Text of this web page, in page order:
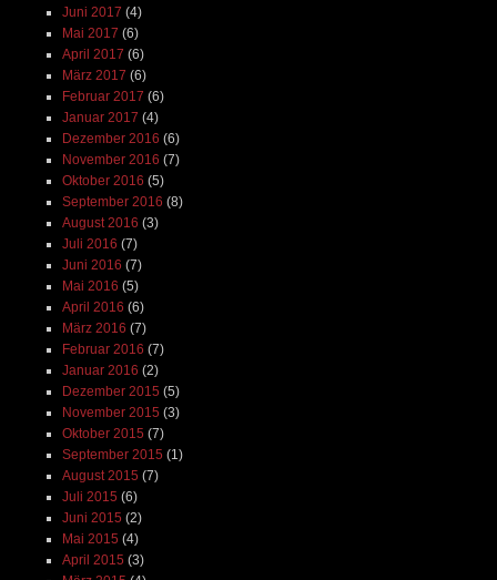
Juni 2017 (4)
Mai 2017 (6)
April 2017 (6)
März 2017 (6)
Februar 2017 (6)
Januar 2017 (4)
Dezember 2016 (6)
November 2016 (7)
Oktober 2016 (5)
September 2016 (8)
August 2016 (3)
Juli 2016 (7)
Juni 2016 (7)
Mai 2016 (5)
April 2016 (6)
März 2016 (7)
Februar 2016 (7)
Januar 2016 (2)
Dezember 2015 (5)
November 2015 (3)
Oktober 2015 (7)
September 2015 (1)
August 2015 (7)
Juli 2015 (6)
Juni 2015 (2)
Mai 2015 (4)
April 2015 (3)